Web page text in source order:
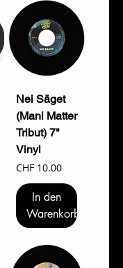
Nei Säget
(Mani Matter
Tribut) 7"
Vinyl
Preis
CHF 10.00
In den
Warenkorb